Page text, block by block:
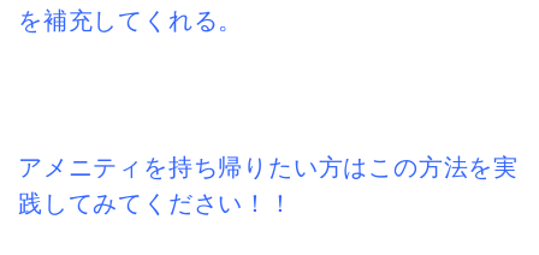
を補充してくれる。
アメニティを持ち帰りたい方はこの方法を実
践してみてください！！